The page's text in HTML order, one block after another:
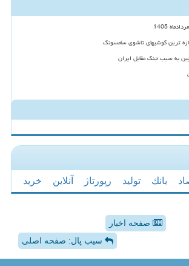
ترین گوشیهای تاشوی سامسونگ
به سبب جنگ مقابل ایران
بانك تولید رپورتاژ آنلاین خرید
صفحه اخبار
سیب پال: صفحه اصلی